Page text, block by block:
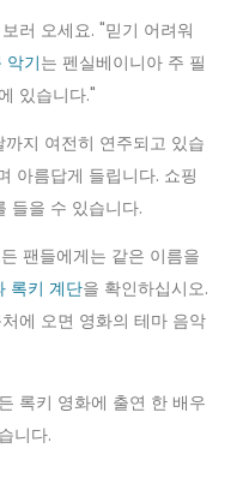
러 오세요. "믿기 어려워
악기는 펜실베이니아 주 필
있습니다."
지 여전히 연주되고 있습
아름답게 들립니다. 쇼핑
들을 수 있습니다.
팬들에게는 같은 이름을
록키 계단을 확인하십시오.
에 오면 영화의 테마 음악
록키 영화에 출연 한 배우
니다.